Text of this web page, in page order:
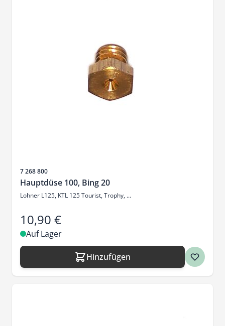
Artikelnr.
7 268 800
Hauptdüse 100, Bing 20
Lohner L125, KTL 125 Tourist, Trophy, ...
10,90 €
Auf Lager
Hinzufügen